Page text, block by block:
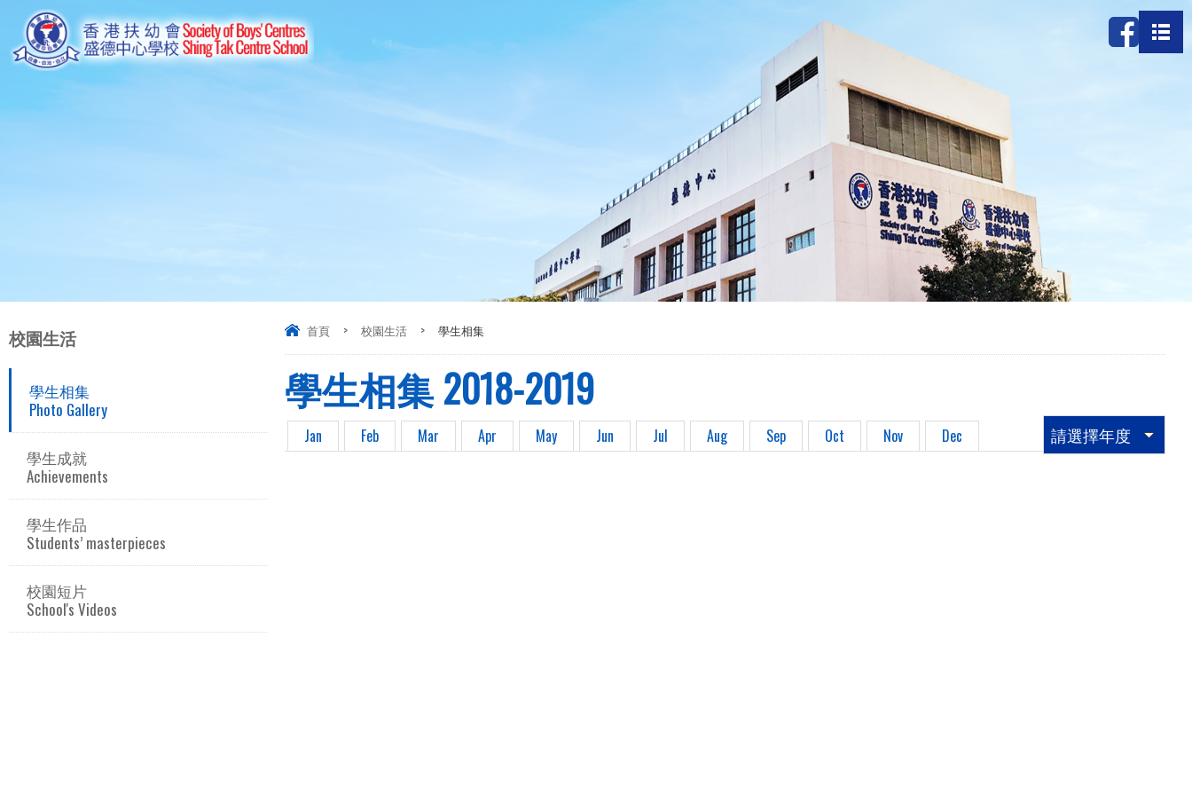
首頁 > 校園生活 > 學生相集
學生相集 2018-2019
請選擇年度
Jan Feb Mar Apr May Jun Jul Aug Sep Oct Nov Dec
校園生活
學生相集
Photo Gallery
學生成就
Achievements
學生作品
Students’ masterpieces
校園短片
School's Videos